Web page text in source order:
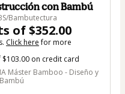
con Bambú
Bambutectura
of $352.00
Click herefor more
on credit card
Máster Bamboo - Diseño y